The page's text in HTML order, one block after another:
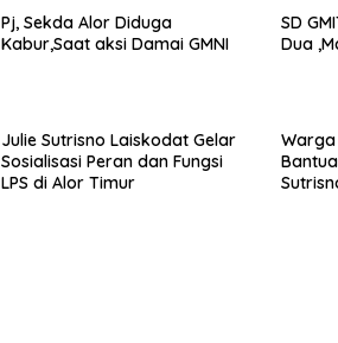
Pj, Sekda Alor Diduga
Kabur,Saat aksi Damai GMNI
SD
Dua
Julie Sutrisno Laiskodat Gelar
Sosialisasi Peran dan Fungsi
LPS di Alor Timur